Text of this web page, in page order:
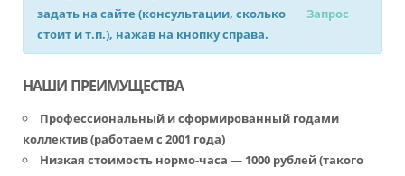
задать на сайте (консультации, сколько
стоит и т.п.), нажав на кнопку справа.
Запрос
НАШИ ПРЕИМУЩЕСТВА
Профессиональный и сформированный годами
коллектив (работаем с 2001 года)
Низкая стоимость нормо-часа — 1000 рублей (такого